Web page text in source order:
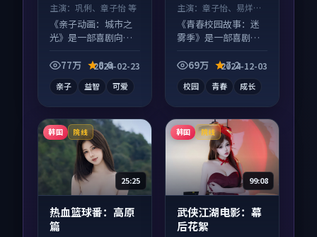
主演： 巩俐、章子怡 等
《亲子动画：城市之
光》是一部喜剧向动
层推进，尾声常有情
77万 8.6
2024-02-23
亲子 益智 可爱
主演：章子怡、易烊千
玺 等
《青春校园故事：迷
雾季》是一部喜剧向
事并行，细节值得二
69万 7.2
2024-12-03
校园 青春 成长
韩国 院线
25:25
热血篮球番：高原
篇
韩国 院线
99:08
武侠江湖电影：幕
后花絮